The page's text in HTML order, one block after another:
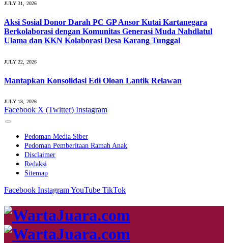
JULY 31, 2026
Aksi Sosial Donor Darah PC GP Ansor Kutai Kartanegara
Berkolaborasi dengan Komunitas Generasi Muda Nahdlatul
Ulama dan KKN Kolaborasi Desa Karang Tunggal
JULY 22, 2026
Mantapkan Konsolidasi Edi Oloan Lantik Relawan
JULY 18, 2026
Facebook X (Twitter) Instagram
Pedoman Media Siber
Pedoman Pemberitaan Ramah Anak
Disclaimer
Redaksi
Sitemap
Facebook InstagramYouTube TikTok